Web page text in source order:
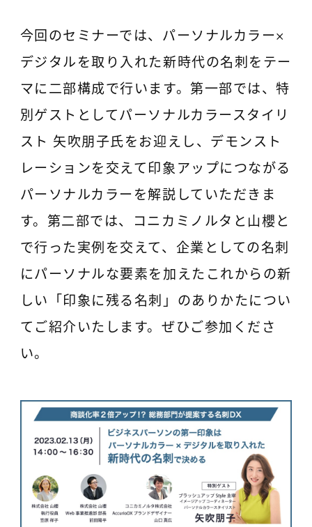
今回のセミナーでは、パーソナルカラー×
デジタルを取り入れた新時代の名刺をテー
マに二部構成で行います。第一部では、特
別ゲストとしてパーソナルカラースタイリ
スト 矢吹朋子氏をお迎えし、デモンスト
レーションを交えて印象アップにつながる
パーソナルカラーを解説していただきま
す。第二部では、コニカミノルタと山櫻と
で行った実例を交えて、企業としての名刺
にパーソナルな要素を加えたこれからの新
しい「印象に残る名刺」のありかたについ
てご紹介いたします。ぜひご参加くださ
い。